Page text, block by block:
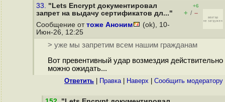
33. "Lets Encrypt документировал
запрет на выдачу сертификатов дл..."
+6
+ / –
Сообщение от тоже Аноним
(ok), 10-
Июн-26, 12:25
> уже мы запретим всем нашим гражданам
Вот превентивный удар возмездия действительно
можно ожидать...
Ответить Правка| Наверх Cообщить модератору